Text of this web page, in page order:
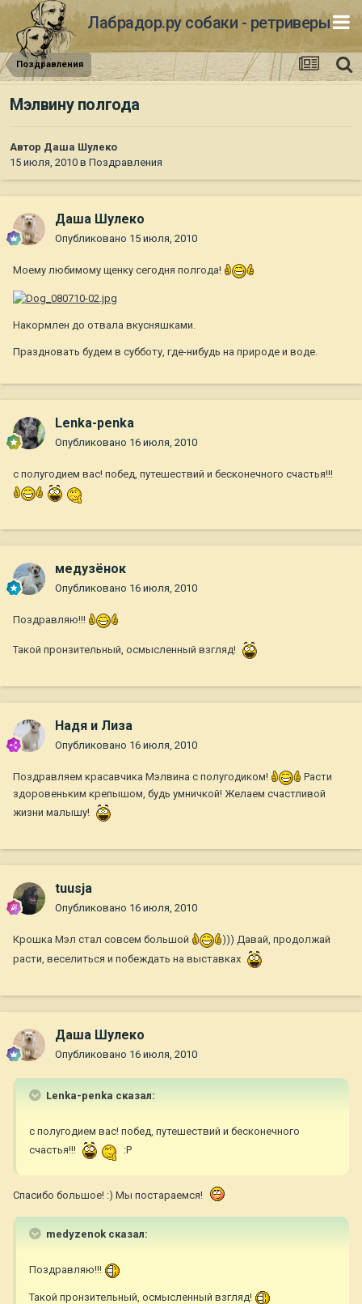
Лабрадор.ру собаки - ретриверы
Поздравления
Мэлвину полгода
Автор Даша Шулеко
15 июля, 2010 в Поздравления
Даша Шулеко
Опубликовано 15 июля, 2010
Моему любимому щенку сегодня полгода!
Накормлен до отвала вкусняшками.
Праздновать будем в субботу, где-нибудь на природе и воде.
Lenka-penka
Опубликовано 16 июля, 2010
с полугодием вас! побед, путешествий и бесконечного счастья!!!
медузёнок
Опубликовано 16 июля, 2010
Поздравляю!!!
Такой пронзительный, осмысленный взгляд!
Надя и Лиза
Опубликовано 16 июля, 2010
Поздравляем красавчика Мэлвина с полугодиком!
Расти
здоровеньким крепышом, будь умничкой! Желаем счастливой
жизни малышу!
tuusja
Опубликовано 16 июля, 2010
Крошка Мэл стал совсем большой
))) Давай, продолжай
расти, веселиться и побеждать на выставках
Даша Шулеко
Опубликовано 16 июля, 2010
Lenka-penka сказал:
с полугодием вас! побед, путешествий и бесконечного
счастья!!!
:P
Спасибо большое! :) Мы постараемся!
medyzenok сказал:
Поздравляю!!!
Такой пронзительный, осмысленный взгляд!